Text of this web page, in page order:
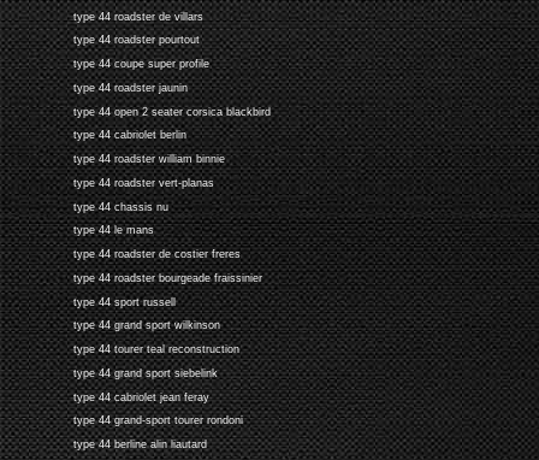
type 44 roadster de villars
type 44 roadster pourtout
type 44 coupe super profile
type 44 roadster jaunin
type 44 open 2 seater corsica blackbird
type 44 cabriolet berlin
type 44 roadster william binnie
type 44 roadster vert-planas
type 44 chassis nu
type 44 le mans
type 44 roadster de costier freres
type 44 roadster bourgeade fraissinier
type 44 sport russell
type 44 grand sport wilkinson
type 44 tourer teal reconstruction
type 44 grand sport siebelink
type 44 cabriolet jean feray
type 44 grand-sport tourer rondoni
type 44 berline alin liautard